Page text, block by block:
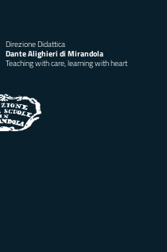
Direzione Didattica
Dante Alighieri di Mirandola
Teaching with care, learning with heart